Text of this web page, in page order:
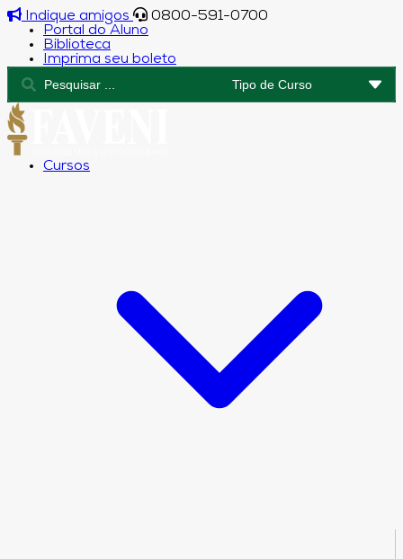
Indique amigos
0800-591-0700
Portal do Aluno
Biblioteca
Imprima seu boleto
Cursos